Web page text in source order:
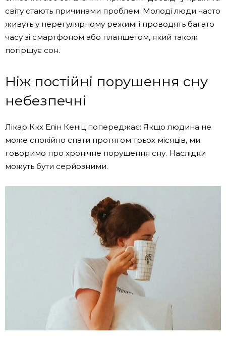
світу стають причинами проблем. Молоді люди часто
живуть у нерегулярному режимі і проводять багато
часу зі смартфоном або планшетом, який також
погіршує сон.
Ніж постійні порушення сну
небезпечні
Лікар Ккх Елін Кеніц попереджає: Якщо людина не
може спокійно спати протягом трьох місяців, ми
говоримо про хронічне порушення сну. Наслідки
можуть бути серйозними.